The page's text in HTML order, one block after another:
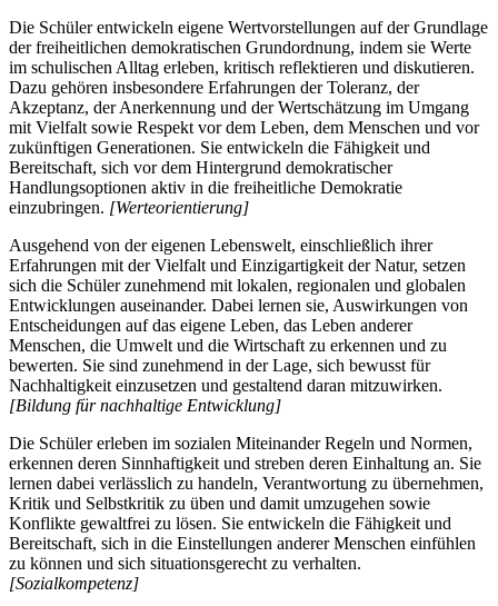
Die Schüler entwickeln eigene Wertvorstellungen auf der Grundlage
der freiheitlichen demokratischen Grundordnung, indem sie Werte
im schulischen Alltag erleben, kritisch reflektieren und diskutieren.
Dazu gehören insbesondere Erfahrungen der Toleranz, der
Akzeptanz, der Anerkennung und der Wertschätzung im Umgang
mit Vielfalt sowie Respekt vor dem Leben, dem Menschen und vor
zukünftigen Generationen. Sie entwickeln die Fähigkeit und
Bereitschaft, sich vor dem Hintergrund demokratischer
Handlungsoptionen aktiv in die freiheitliche Demokratie
einzubringen. [Werteorientierung]
Ausgehend von der eigenen Lebenswelt, einschließlich ihrer
Erfahrungen mit der Vielfalt und Einzigartigkeit der Natur, setzen
sich die Schüler zunehmend mit lokalen, regionalen und globalen
Entwicklungen auseinander. Dabei lernen sie, Auswirkungen von
Entscheidungen auf das eigene Leben, das Leben anderer
Menschen, die Umwelt und die Wirtschaft zu erkennen und zu
bewerten. Sie sind zunehmend in der Lage, sich bewusst für
Nachhaltigkeit einzusetzen und gestaltend daran mitzuwirken.
[Bildung für nachhaltige Entwicklung]
Die Schüler erleben im sozialen Miteinander Regeln und Normen,
erkennen deren Sinnhaftigkeit und streben deren Einhaltung an. Sie
lernen dabei verlässlich zu handeln, Verantwortung zu übernehmen,
Kritik und Selbstkritik zu üben und damit umzugehen sowie
Konflikte gewaltfrei zu lösen. Sie entwickeln die Fähigkeit und
Bereitschaft, sich in die Einstellungen anderer Menschen einfühlen
zu können und sich situationsgerecht zu verhalten.
[Sozialkompetenz]